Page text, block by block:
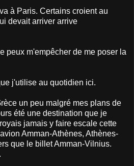
à Paris. Certains croient au
devait arriver arrive
peux m'empêcher de me poser la
j'utilise au quotidien ici.
un peu malgré mes plans de
été une destination que je
jamais y faire escale cette
Amman-Athènes, Athènes-
que le billet Amman-Vilnius.